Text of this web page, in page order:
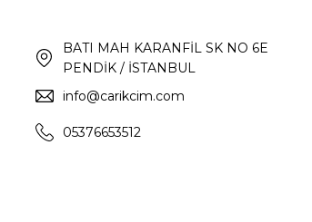
BATI MAH KARANFİL SK NO 6E
PENDİK / İSTANBUL
info@carikcim.com
05376653512